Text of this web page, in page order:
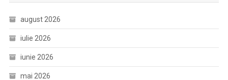
august 2026
iulie 2026
iunie 2026
mai 2026